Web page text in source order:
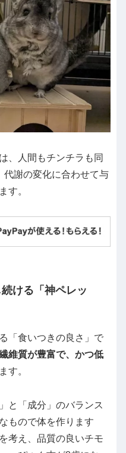
、人間もチンチラも同
代謝の変化に合わせて与
す。
ける「神ペレッ
「食いつきの良さ」で
維質が豊富で、かつ低
す。
と「成分」のバランス
もので体を作ります
考え、品質の良いチモ